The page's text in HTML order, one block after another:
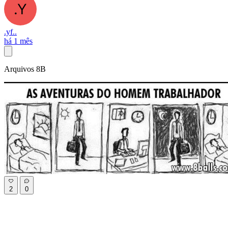
.yf..
há 1 mês
Arquivos 8B
2 0